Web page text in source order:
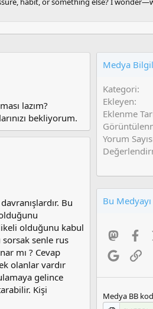
lazım?
bekliyorum.
Bu
olduğunu kabul
sorsak senle rus
mı ? Cevap
olanlar vardır
gelince
Kişi
Medya
Kategori
Ekleyen
Eklenme
Yorum
Bu Medyayı
GoogleLink
Medya BB